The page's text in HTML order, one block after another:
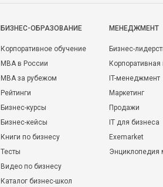
БИЗНЕС-ОБРАЗОВАНИЕ
Корпоративное обучение
MBA в России
MBA за рубежом
Рейтинги
Бизнес-курсы
Бизнес-кейсы
Книги по бизнесу
Тесты
Видео по бизнесу
Каталог бизнес-школ
МЕНЕДЖМЕНТ
Бизнес-
Корпоративная
IT-менеджмент
Маркетинг
Продажи
IT для бизнеса
Exemarket
Энциклопедия